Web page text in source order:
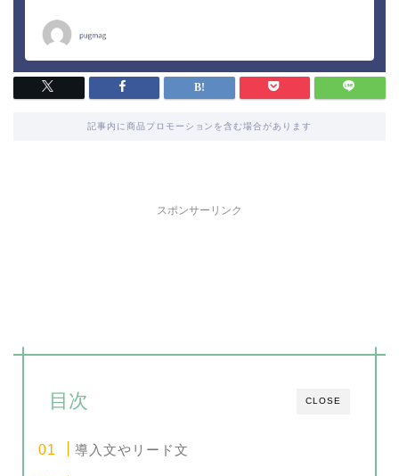
記事内に商品プロモーションを含む場合があります
スポンサーリンク
CLOSE
目次
導入文やリード文